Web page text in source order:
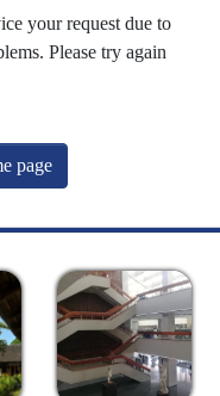
your request due to
Please try again
page